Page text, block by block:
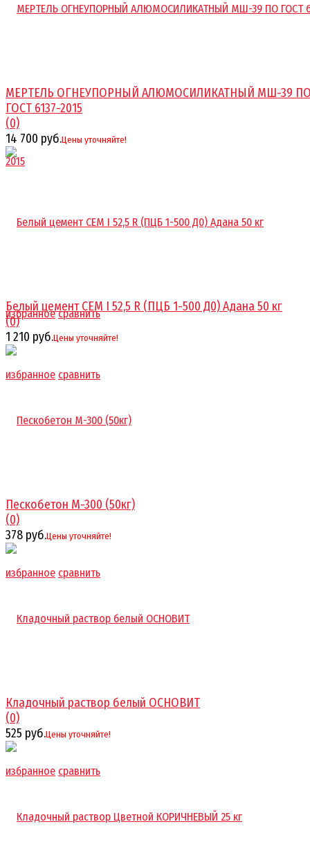
избранное сравнить
МЕРТЕЛЬ ОГНЕУПОРНЫЙ АЛЮМОСИЛИКАТНЫЙ МШ-39
ГОСТ 6137-2015
(0)
14 700 руб.Цены уточняйте!
избранное сравнить
Белый цемент CEM I 52,5 R (ПЦБ 1-500 Д0) Адана 50 кг
(0)
1 210 руб.Цены уточняйте!
избранное сравнить
Пескобетон М-300 (50кг)
(0)
378 руб.Цены уточняйте!
избранное сравнить
Кладочный раствор белый ОСНОВИТ
(0)
525 руб.Цены уточняйте!